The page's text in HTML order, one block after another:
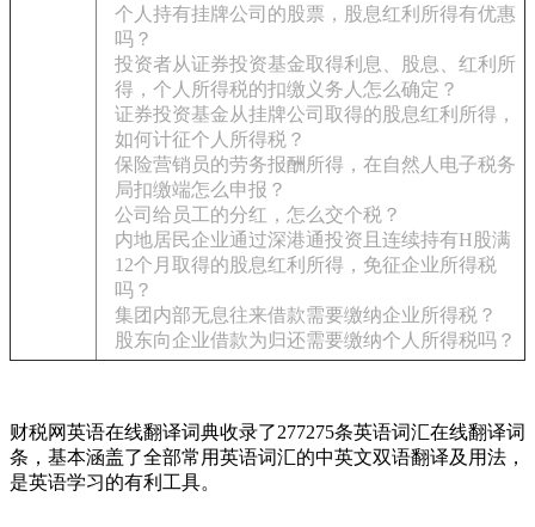
个人持有挂牌公司的股票，股息红利所得有优惠
吗？
投资者从证券投资基金取得利息、股息、红利所
得，个人所得税的扣缴义务人怎么确定？
证券投资基金从挂牌公司取得的股息红利所得，
如何计征个人所得税？
保险营销员的劳务报酬所得，在自然人电子税务
局扣缴端怎么申报？
公司给员工的分红，怎么交个税？
内地居民企业通过深港通投资且连续持有H股满
12个月取得的股息红利所得，免征企业所得税
吗？
集团内部无息往来借款需要缴纳企业所得税？
股东向企业借款为归还需要缴纳个人所得税吗？
财税网英语在线翻译词典收录了277275条英语词汇在线翻译词
条，基本涵盖了全部常用英语词汇的中英文双语翻译及用法，
是英语学习的有利工具。